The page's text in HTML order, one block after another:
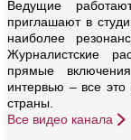
Ведущие
приглашают в
наиболее
Журналистские
прямые
интервью – все
страны.
Все видео канала